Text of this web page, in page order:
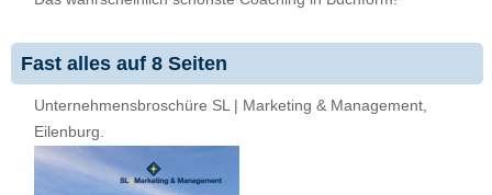
Fast alles auf 8 Seiten
Unternehmensbroschüre SL | Marketing & Management,
Eilenburg.